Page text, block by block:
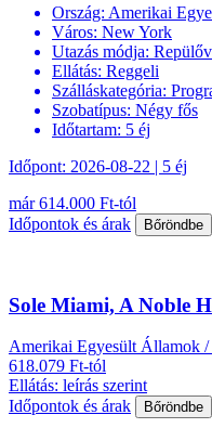
Ország: Amerikai
Város: New York
Utazás módja:
Ellátás: Reggeli
Szálláskategória:
Szobatípus: Négy fős
Időtartam: 5 éj
Időpont: 2026-08-22 | 5 éj
már 614.000 Ft-tól
Időpontok és árak
Bőröndbe
Sole Miami, A Noble
Amerikai Egyesült Államok
618.079 Ft-tól
Ellátás: leírás szerint
Időpontok és árak
Bőröndbe